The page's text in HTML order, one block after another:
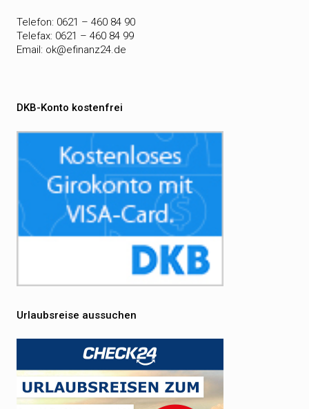
Telefon: 0621 – 460 84 90
Telefax: 0621 – 460 84 99
Email: ok@efinanz24.de
DKB-Konto kostenfrei
Urlaubsreise aussuchen